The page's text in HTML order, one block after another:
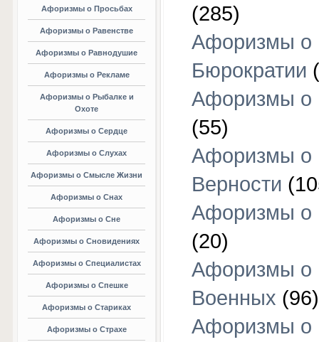
Афоризмы о Просьбах
Афоризмы о Равенстве
Афоризмы о Равнодушие
Афоризмы о Рекламе
Афоризмы о Рыбалке и
Охоте
Афоризмы о Сердце
Афоризмы о Слухах
Афоризмы о Смысле Жизни
Афоризмы о Снах
Афоризмы о Сне
Афоризмы о Сновидениях
Афоризмы о Специалистах
Афоризмы о Спешке
Афоризмы о Стариках
Афоризмы о Страхе
(285)
Афоризмы о
Бюрократии
Афоризмы о
(55)
Афоризмы о
Верности
Афоризмы о
(20)
Афоризмы о
Военных (96)
Афоризмы о